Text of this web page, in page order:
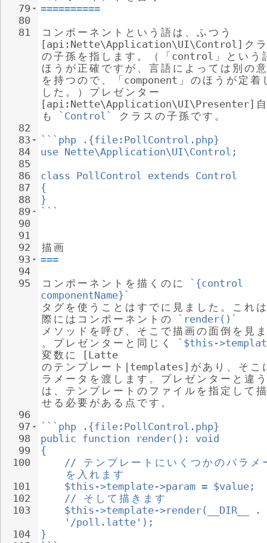
79
80
81
82
83
84
85
86
87
88
89
90
91
92
93
94
95
96
97
98
99
100
101
102
103
104
==========
コ ン ポ ー ネ ン ト と い う 語 は 、 ふ つ う
[api:Nette\Application\UI\Control] ク ラ
の子 孫 を 指 し ま す 。 （ 「 control 」 と い う
ほ う が 正 確 です が 、 言語 に よ っ て は 別 の意
を 持 つ の で 、 「 component 」 の ほ う が 定 着
し た 。 ） プ レ ゼ ン タ ー
[api:Nette\Application\UI\Presenter] 自
も
`Control` ク ラ ス の子 孫 です 。
```php .{file:PollControl.php}
use Nette\Application\UI\Control;
class PollControl extends Control
{
}
```
描 画
===
コ ン ポ ー ネ ン ト を 描 く の に
`{control
componentName}`
タ グ を 使 う こ と は す で に 見 ま し た 。 こ れ は
際 に は コ ン ポ ー ネ ン ト の
`render()`
メ ソ ッ ド を 呼 び 、 そ こ で描 画の面倒 を 見 ま
。
プ レ ゼ ン タ ー と 同 じ く
`$this-
変数 に [Latte
の テ ン プ レ ー ト |templates] が あ り 、 そ こ
ラ メ ー タ を 渡 し ま す 。 プ レ ゼ ン タ ー と 違 う
は 、 テ ン プ レ ー ト の フ ァ イ ル を 指 定 し て 描
せ る 必要 が あ る 点 です 。
```php .{file:PollControl.php}
public function render(): void
{
//
テ ン プ レ ー ト に い く つ かのパ ラ メ
を 入 れ ま す
$this->template->param = $value;
//
そ し て 描 き ま す
$this->template->render(__DIR__ .
'/poll.latte');
}